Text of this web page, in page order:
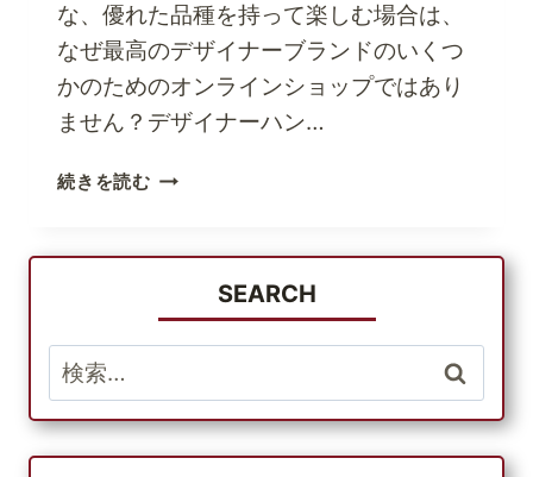
な、優れた品種を持って楽しむ場合は、
なぜ最高のデザイナーブランドのいくつ
かのためのオンラインショップではあり
ません？デザイナーハン…
続きを読むオ
イ
シ
ョ
ピ
ン
グ
SEARCH
検
索: